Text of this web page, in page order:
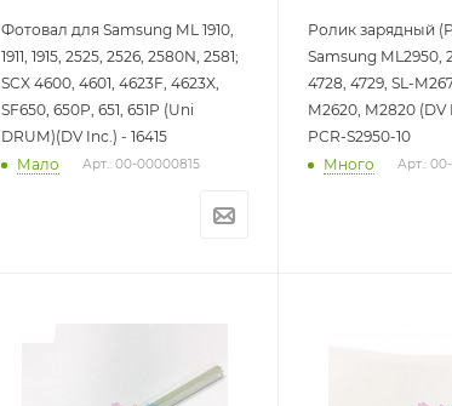
Фотовал для Samsung ML 1910,
1911, 1915, 2525, 2526, 2580N, 2581;
SCX 4600, 4601, 4623F, 4623X,
SF650, 650P, 651, 651P (Uni
DRUM)(DV Inc.) - 16415
Мало
Арт.: 00-00000815
Ролик зарядный
Samsung ML2950,
4728, 4729, SL-
M2620, M2820 (DV
PCR-S2950-10
Много
Арт.: